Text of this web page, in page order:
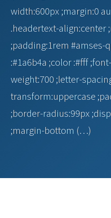
width:600px ;margin:0
.headertext-
;padding:1rem #amses-
:#1a6b4a ;color :#fff
weight:700 ;letter-
transform:uppercase
;border-radius:99px
;margin-bottom (…)